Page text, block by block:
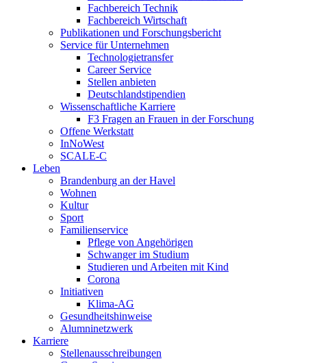
Fachbereich Technik
Fachbereich Wirtschaft
Publikationen und Forschungsbericht
Service für Unternehmen
Technologietransfer
Career Service
Stellen anbieten
Deutschlandstipendien
Wissenschaftliche Karriere
F3 Fragen an Frauen in der Forschung
Offene Werkstatt
InNoWest
SCALE-C
Leben
Brandenburg an der Havel
Wohnen
Kultur
Sport
Familienservice
Pflege von Angehörigen
Schwanger im Studium
Studieren und Arbeiten mit Kind
Corona
Initiativen
Klima-AG
Gesundheitshinweise
Alumninetzwerk
Karriere
Stellenausschreibungen